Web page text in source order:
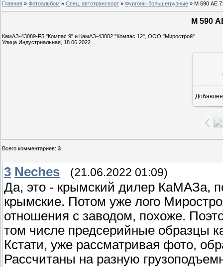
Главная » Фотоальбом » Спец. автотранспорт » Фургоны большегрузные » М 590 АЕ
М 590
КамАЗ-43089-F5 "Компас 9" и КамАЗ-43082 "Компас 12", ООО "Мирострой".
Улица Индустриальная, 18.06.2022
Всего комментариев: 3
3 Neches (21.06.2022 01:09)
Да, это - крымский дилер КаМАЗа,
крымские. Потом уже лого
отношения с заводом, похоже.
том числе предсерийные образцы
Кстати, уже рассматривая фото,
Рассчитаны на разную